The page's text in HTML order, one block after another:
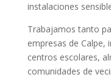
instalaciones
Trabajamos tanto
empresas de Calpe,
centros escolares,
comunidades de